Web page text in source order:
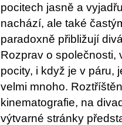
pocitech jasně a
nachází, ale také
paradoxně přibližují
Rozprav o společnosti,
pocity, i když je v páru,
velmi mnoho.
kinematografie, na
výtvarné stránky